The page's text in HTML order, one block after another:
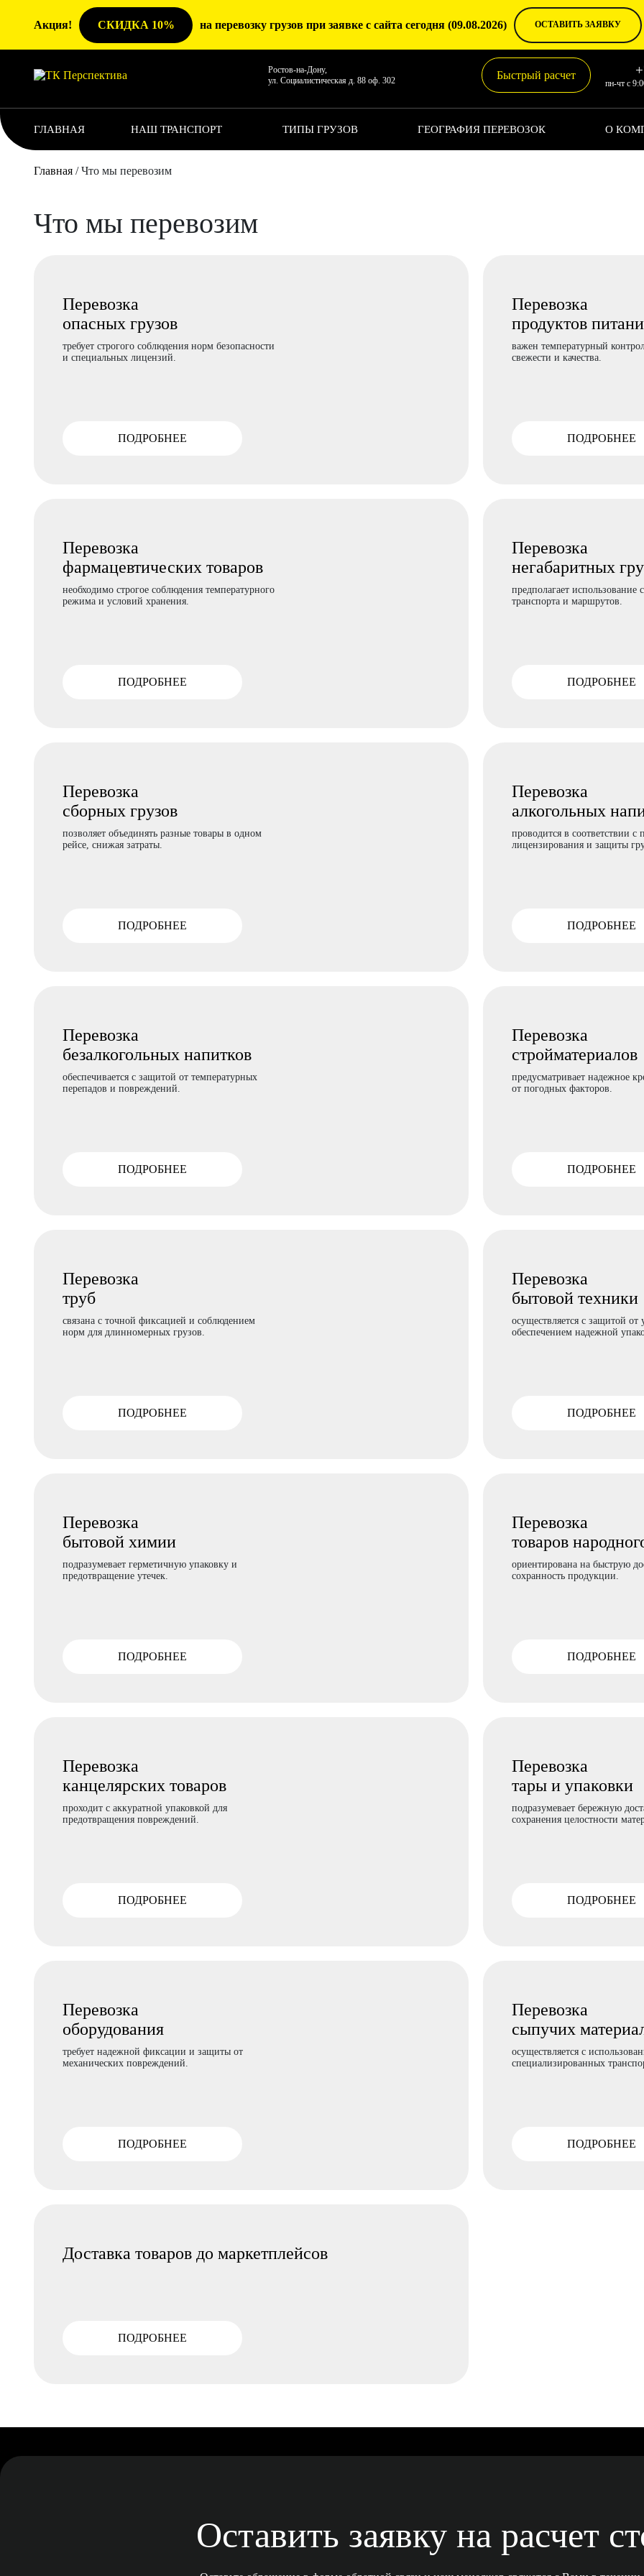
Акция! СКИДКА 10% на перевозку грузов при заявке с сайта сегодня (09.08.2026) ОСТАВИТЬ ЗАЯВКУ
Ростов-на-Дону,
ул. Социалистическая д. 88 оф. 302
Быстрый расчет
пн-чт с
ГЛАВНАЯ НАШ ТРАНСПОРТ ТИПЫ ГРУЗОВ ГЕОГРАФИЯ ПЕРЕВОЗОК О
Главная / Что мы перевозим
Что мы перевозим
Перевозка
опасных грузов
требует строгого соблюдения норм безопасности
и специальных лицензий.
ПОДРОБНЕЕ
Перевозка
продуктов
важен температурный
свежести и качества.
ПОДРОБНЕЕ
Перевозка
фармацевтических товаров
необходимо строгое соблюдения температурного
режима и условий хранения.
ПОДРОБНЕЕ
Перевозка
негабаритных
предполагает использование
транспорта и маршрутов.
ПОДРОБНЕЕ
Перевозка
сборных грузов
позволяет объединять разные товары в одном
рейсе, снижая затраты.
ПОДРОБНЕЕ
Перевозка
алкогольных
проводится в соответствии с
лицензирования и защиты
ПОДРОБНЕЕ
Перевозка
безалкогольных напитков
обеспечивается с защитой от температурных
перепадов и повреждений.
ПОДРОБНЕЕ
Перевозка
стройматериалов
предусматривает надежное
от погодных факторов.
ПОДРОБНЕЕ
Перевозка
труб
связана с точной фиксацией и соблюдением
норм для длинномерных грузов.
ПОДРОБНЕЕ
Перевозка
бытовой техники
осуществляется с защитой от
обеспечением надежной
ПОДРОБНЕЕ
Перевозка
бытовой химии
подразумевает герметичную упаковку и
предотвращение утечек.
ПОДРОБНЕЕ
Перевозка
товаров
ориентирована на быструю
сохранность продукции.
ПОДРОБНЕЕ
Перевозка
канцелярских товаров
проходит с аккуратной упаковкой для
предотвращения повреждений.
ПОДРОБНЕЕ
Перевозка
тары и упаковки
подразумевает бережную
сохранения целостности
ПОДРОБНЕЕ
Перевозка
оборудования
требует надежной фиксации и защиты от
механических повреждений.
ПОДРОБНЕЕ
Перевозка
сыпучих
осуществляется с
специализированных
ПОДРОБНЕЕ
Доставка товаров до маркетплейсов
ПОДРОБНЕЕ
Оставить заявку на расчет